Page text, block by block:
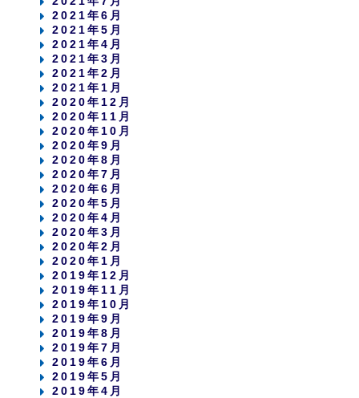
2021年6月
2021年5月
2021年4月
2021年3月
2021年2月
2021年1月
2020年12月
2020年11月
2020年10月
2020年9月
2020年8月
2020年7月
2020年6月
2020年5月
2020年4月
2020年3月
2020年2月
2020年1月
2019年12月
2019年11月
2019年10月
2019年9月
2019年8月
2019年7月
2019年6月
2019年5月
2019年4月